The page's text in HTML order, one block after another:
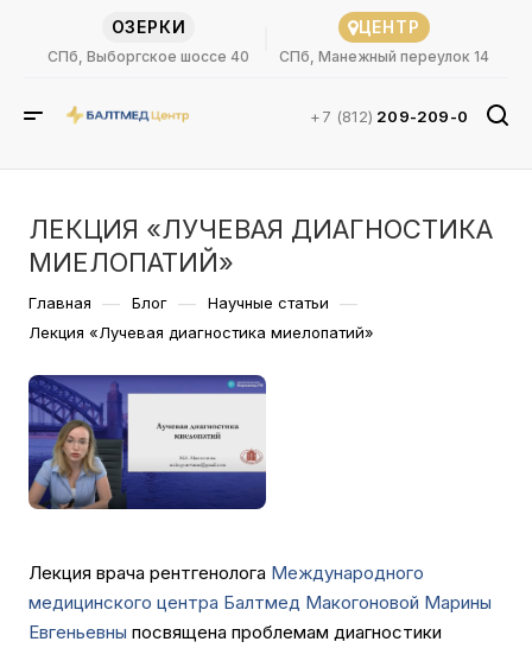
ОЗЕРКИ
СПб, Выборгское шоссе 40
ЦЕНТР
СПб, Манежный переулок 14
+7 (812) 209-209-0
ЛЕКЦИЯ «ЛУЧЕВАЯ ДИАГНОСТИКА
МИЕЛОПАТИЙ»
Главная — Блог — Научные статьи —
Лекция «Лучевая диагностика миелопатий»
Лекция врача рентгенолога Международного
медицинского центра Балтмед Макогоновой Марины
Евгеньевны посвящена проблемам диагностики